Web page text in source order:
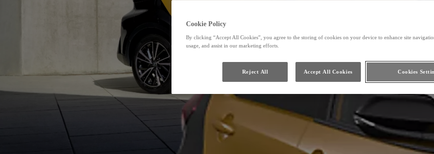
Cookie Policy
By clicking “Accept All Cookies”, you agree to the storing of cookies on your device to enhance site
usage, and assist in our marketing efforts.
Cookies
Reject All Accept All Cookies